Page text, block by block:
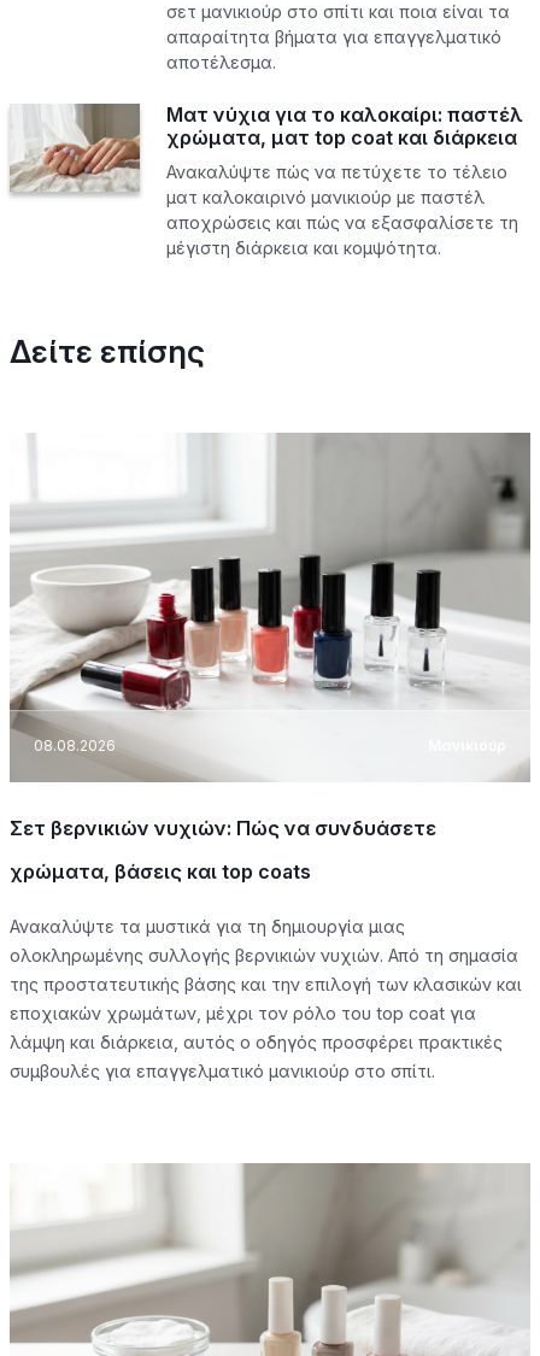
σετ μανικιούρ στο σπίτι και ποια είναι τα
απαραίτητα βήματα για επαγγελματικό
αποτέλεσμα.
Ματ νύχια για το καλοκαίρι: παστέλ
χρώματα, ματ top coat και διάρκεια
Ανακαλύψτε πώς να πετύχετε το τέλειο
ματ καλοκαιρινό μανικιούρ με παστέλ
αποχρώσεις και πώς να εξασφαλίσετε τη
μέγιστη διάρκεια και κομψότητα.
Δείτε επίσης
08.08.2026
Σετ βερνικιών νυχιών: Πώς να συνδυάσετε
χρώματα, βάσεις και top coats
Ανακαλύψτε τα μυστικά για τη δημιουργία μιας
ολοκληρωμένης συλλογής βερνικιών νυχιών. Από τη σημασία
της προστατευτικής βάσης και την επιλογή των κλασικών και
εποχιακών χρωμάτων, μέχρι τον ρόλο του top coat για
λάμψη και διάρκεια, αυτός ο οδηγός προσφέρει πρακτικές
συμβουλές για επαγγελματικό μανικιούρ στο σπίτι.